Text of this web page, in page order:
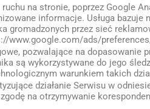
na stronie, poprzez Google
informacje. Usługa
gromadzonych przez sieć
www.google.com/ads/
pozwalające na
są wykorzystywane do jego
warunkiem takich
działanie Serwisu w
na otrzymywanie